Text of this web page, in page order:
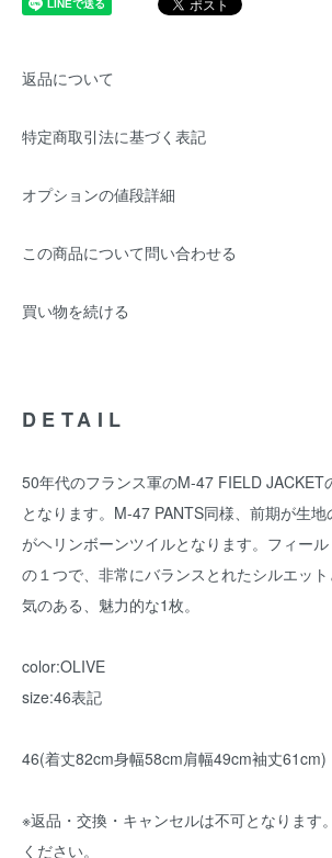
返品について
特定商取引法に基づく表記
オプションの値段詳細
この商品について問い合わせる
買い物を続ける
DETAIL
50年代のフランス軍のM-47 FIELD JACKET
となります。M-47 PANTS同様、前期が生
がヘリンボーンツイルとなります。フィー
の１つで、非常にバランスとれたシルエッ
気のある、魅力的な1枚。
color:OLIVE
size:46表記
46(着丈82cm身幅58cm肩幅49cm袖丈61cm)
※返品・交換・キャンセルは不可となります
ください。